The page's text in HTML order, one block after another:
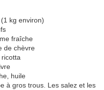
kg environ)
fraîche
de chèvre
huile
à gros trous. Les salez et les